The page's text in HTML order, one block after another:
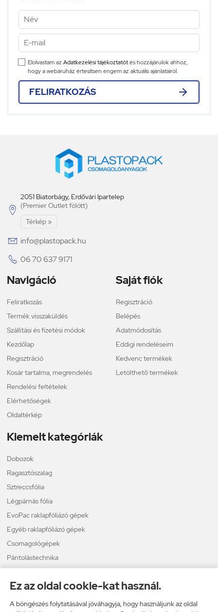
Ez az oldal cookie-kat használ.
A böngészés folytatásával jóváhagyja, hogy használjunk az oldal
Elolvastam az Adatkezelési tájékoztatótés hozzájárulok ahhoz,
hogy a webáruház értesítsen engem az aktuális ajánlatairól.
FELIRATKOZÁS

2051 Biatorbágy, Erdővári Ipartelep
(Premier Outlet fölött)
Térkép »
 info@plastopack.hu
 06 70 637 9171
Navigáció
Feliratkozás
Termék visszaküldés
Szállítási és fizetési módok
Kezdőlap
Regisztráció
Kosár tartalma, megrendelés
Rendelési feltételek
Elérhetőségek
Oldaltérkép
Saját fiók
Regisztráció
Belépés
Adatmódosítás
Eddigi rendeléseim
Kedvenc termékek
Letölthető termékek
Kiemelt kategóriák
Dobozok
Ragasztószalag
Sztreccsfólia
Légpárnás fólia
EvoPac raklapfóliázó gépek
Egyéb raklapfóliázó gépek
Csomagológépek
Pántolástechnika
Légpárnás borítékok